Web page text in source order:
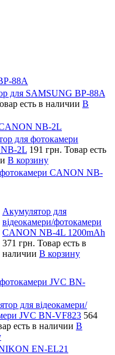
88A
для SAMSUNG BP-88A
есть в наличии В
NB-2L
для фотокамери
2L 191 грн. Товар есть
В корзину
фотокамери CANON NB-
Акумулятор для
відеокамери/фотокамери
CANON NB-4L 1200mAh
371 грн. Товар есть в
наличии В корзину
JVC BN-
для відеокамери/
JVC BN-VF823 564
есть в наличии В
EN-EL21